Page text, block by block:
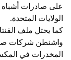
على صادرات أشباه
الولايات المتحدة.
كما يحتل ملف
واشنطن شركات
المخدرات في